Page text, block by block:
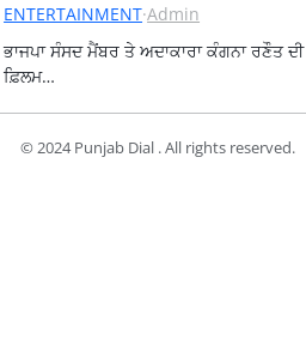
ENTERTAINMENT·Admin
ਭਾਜਪਾ ਸੰਸਦ ਮੈਂਬਰ ਤੇ ਅਦਾਕਾਰਾ ਕੰਗਨਾ ਰਣੌਤ ਦੀ
ਫ਼ਿਲਮ…
© 2024 Punjab Dial . All rights reserved.